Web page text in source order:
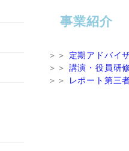
事業紹介
＞＞ 定期アドバイ
＞＞ 講演・役員研
＞＞ レポート第三